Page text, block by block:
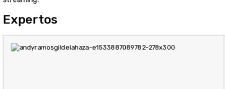
Expertos